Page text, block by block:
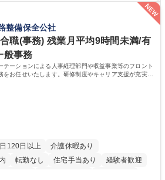
、安心して業務に取り組んでいただけます。
】営業事務 ※未経験可
値向上に貢献します。ベースの定型業務に加
合わせ、能動的なサポート、改善の動きも期
ャリストとして、チームに貢献し、結果的に
ことができます。平均19:30の退勤以降の業
、メリハリのある働き方となります。 学
高専 短大 語学力： 資格：
整備保全公社
職(事務) 残業月平均9時間未満/有
般事務
テーションによる人事経理部門や収益事業等のフロント
お任せいたします。研修制度やキャリア支援が充実し
120日以上
介護休暇あり
転勤なし 住宅手当あり
経験者歓迎